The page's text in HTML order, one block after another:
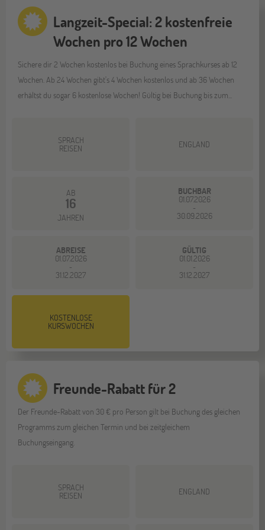
Langzeit-Special: 2 kostenfreie
Wochen pro 12 Wochen
Sichere dir 2 Wochen kostenlos bei Buchung eines Sprachkurses ab 12
Wochen. Ab 24 Wochen gibt's 4 Wochen kostenlos und ab 36 Wochen
erhältst du sogar 6 kostenlose Wochen! Gültig bei Buchung bis zum...
SPRACH
REISEN ENGLAND
AB
16
JAHREN
BUCHBAR
01.07.2026
-
30.09.2026
ABREISE
01.07.2026
-
31.12.2027
GÜLTIG
01.01.2026
-
31.12.2027
KOSTENLOSE
KURSWOCHEN
Freunde-Rabatt für 2
Der Freunde-Rabatt von 30 € pro Person gilt bei Buchung des gleichen
Programms zum gleichen Termin und bei zeitgleichem
Buchungseingang.
SPRACH
REISEN ENGLAND